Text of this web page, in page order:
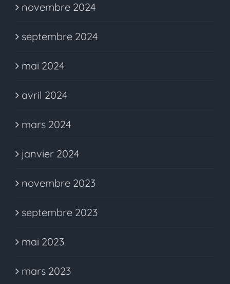
novembre 2024
septembre 2024
mai 2024
avril 2024
mars 2024
janvier 2024
novembre 2023
septembre 2023
mai 2023
mars 2023